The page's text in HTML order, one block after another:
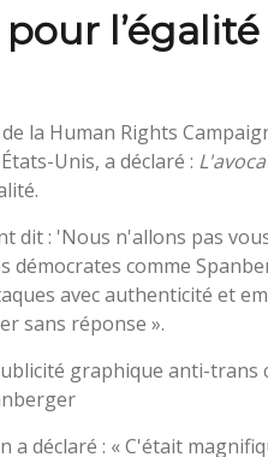
la Human Rights
Unis, a déclaré :
dit : 'Nous n'allons pas
démocrates comme
avec authenticité et
sans réponse ».
graphique anti-trans
déclaré : « C'était